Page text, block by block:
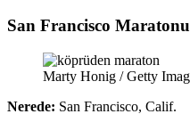
San Francisco Maratonu
Marty Honig / Getty
Nerede: San Francisco, Calif.